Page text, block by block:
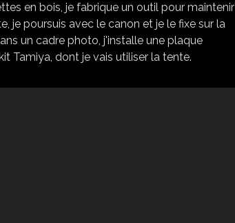
en bois, je fabrique un outil pour maintenir
je poursuis avec le canon et je le fixe sur la
un cadre photo, j'installe une plaque
Tamiya, dont je vais utiliser la tente.